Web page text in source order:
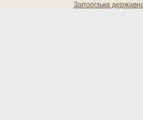
Запорізька